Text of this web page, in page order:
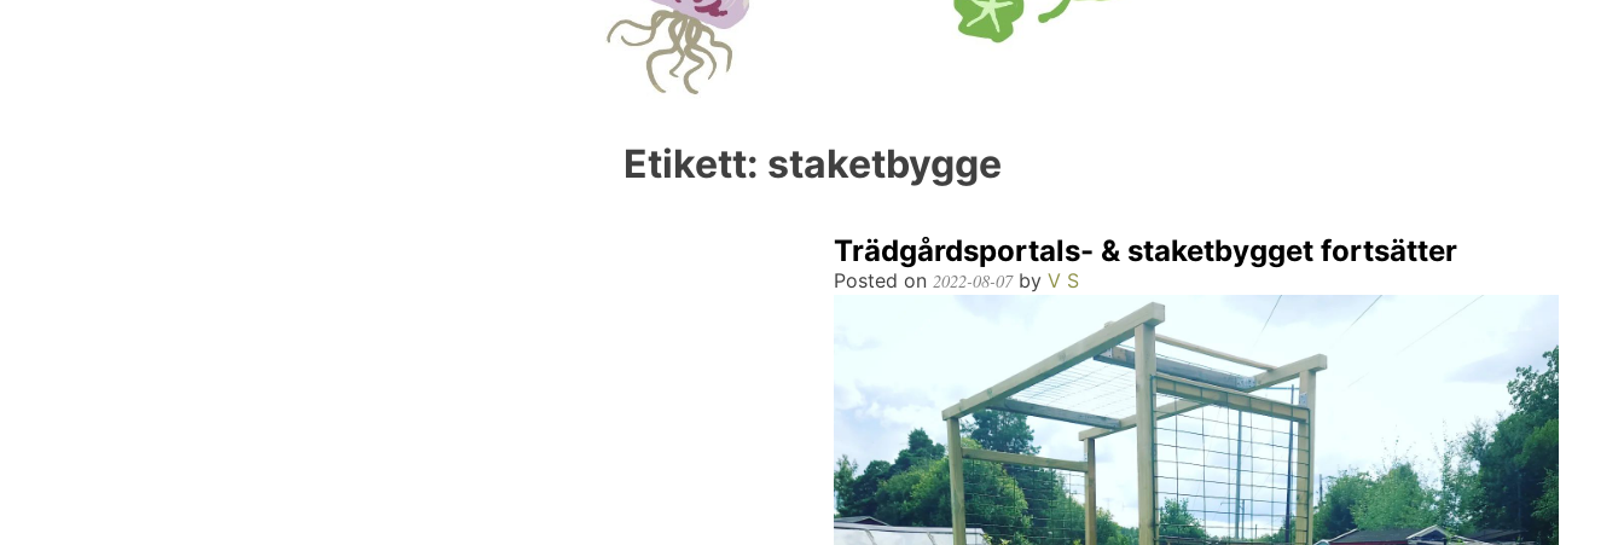
Etikett: staketbygge
Trädgårdsportals- & staketbygget fortsätter
Posted on 2022-08-07by V S